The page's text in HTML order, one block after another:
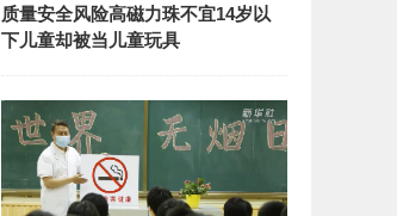
质量安全风险高磁力珠不宜14岁以
下儿童却被当儿童玩具